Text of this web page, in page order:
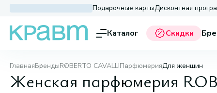
Подарочные картыДисконтная
Каталог Скидки
ГлавнаяБрендыROBERTO CAVALLIПарфюмерияДля женщин
Женская парфюмерия